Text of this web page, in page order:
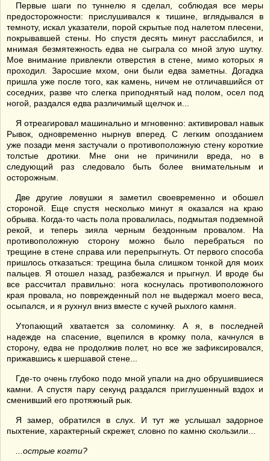
Первые шаги по туннелю я сделал, соблюдая все меры
предосторожности: прислушивался к тишине, вглядывался в
темноту, искал указатели, порой скрытые под налетом плесени,
покрывавшей стены. Но спустя десять минут расслабился, и
мнимая безмятежность едва не сыграла со мной злую шутку.
Мое внимание привлекли отверстия в стене, мимо которых я
проходил. Заросшие мхом, они были едва заметны. Догадка
пришла уже после того, как камень, ничем не отличавшийся от
соседних, разве что слегка приподнятый над полом, осел под
ногой, раздался едва различимый щелчок и...
Я отреагировал машинально и мгновенно: активировал навык
Рывок, одновременно нырнув вперед. С легким опозданием
уже позади меня застучали о противоположную стену короткие
толстые дротики. Мне они не причинили вреда, но в
следующий раз следовало быть более внимательным и
осторожным.
Две другие ловушки я заметил своевременно и обошел
стороной. Еще спустя несколько минут я оказался на краю
обрыва. Когда-то часть пола провалилась, подмытая подземной
рекой, и теперь зияла черным бездонным провалом. На
противоположную сторону можно было перебраться по
трещине в стене справа или перепрыгнуть. От первого способа
пришлось отказаться: трещина была слишком тонкой для моих
пальцев. Я отошел назад, разбежался и прыгнул. И вроде бы
все рассчитал правильно: нога коснулась противоположного
края провала, но поврежденный пол не выдержал моего веса,
осыпался, и я рухнул вниз вместе с кучей рыхлого камня.
Утопающий хватается за соломинку. А я, в последней
надежде на спасение, вцепился в кромку пола, качнулся в
сторону, едва не продолжив полет, но все же зафиксировался,
прижавшись к шершавой стене...
Где-то очень глубоко подо мной упали на дно обрушившиеся
камни. А спустя пару секунд раздался приглушенный вздох и
сменивший его протяжный рык.
Я замер, обратился в слух. И тут же услышал задорное
пыхтение, характерный скрежет, словно по камню скользили...
...острые когти?